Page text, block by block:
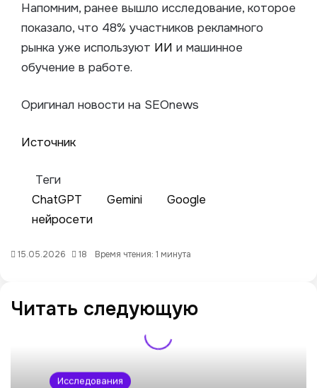
Напомним, ранее вышло исследование, которое
показало, что 48% участников рекламного
рынка уже используют ИИ и машинное
обучение в работе.
Оригинал новости на SEOnews
Источник
Теги
ChatGPT
Gemini
Google
нейросети
15.05.2026 18 Время чтения: 1 минута
Читать следующую
Исследования